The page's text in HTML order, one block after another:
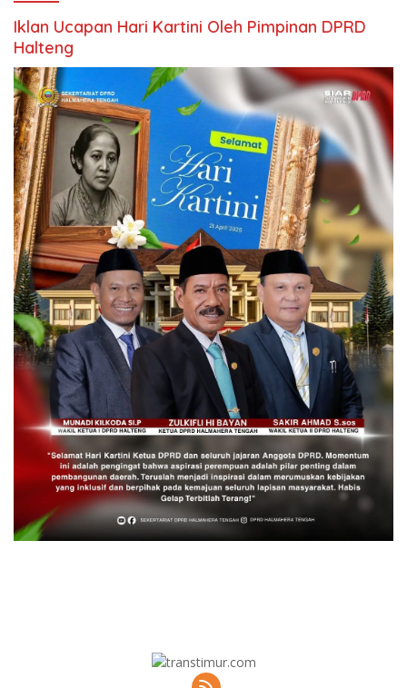
Iklan Ucapan Hari Kartini Oleh Pimpinan DPRD
Halteng